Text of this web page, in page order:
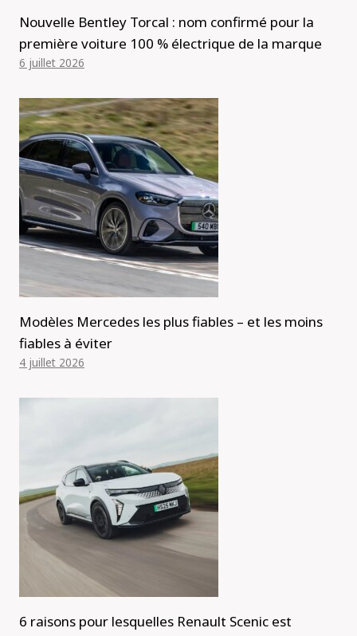
Nouvelle Bentley Torcal : nom confirmé pour la
première voiture 100 % électrique de la marque
6 juillet 2026
Modèles Mercedes les plus fiables – et les moins
fiables à éviter
4 juillet 2026
6 raisons pour lesquelles Renault Scenic est